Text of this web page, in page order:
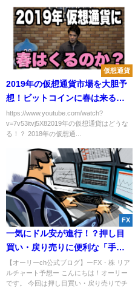
仮想通貨
2019年の仮想通貨市場を大胆予
想！ビットコインに春は来るの
か？
https://www.youtube.com/watch?
v=7v53itvj5X82019年の仮想通貨はどうな
る！？ 2018年の仮想通...
FX
一気にドル安が進行！？押し目
買い・戻り売りに便利な「手
法」を解説！【FX・初心者】
【オーリーch公式ブログ】ーFX・株 リア
ルチャート予想ー こんにちは！オーリー
です。 今回は押し目買い・戻り売りでチ